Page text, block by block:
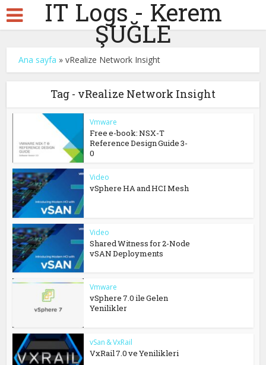
IT Logs - Kerem
ŞUĞLE
Ana sayfa »vRealize Network Insight
Tag - vRealize Network Insight
Vmware
Free e-book: NSX-T
Reference Design Guide 3-
0
Video
vSphere HA and HCI Mesh
Video
Shared Witness for 2-Node
vSAN Deployments
Vmware
vSphere 7.0 ile Gelen
Yenilikler
vSan & VxRail
VxRail 7.0 ve Yenilikleri